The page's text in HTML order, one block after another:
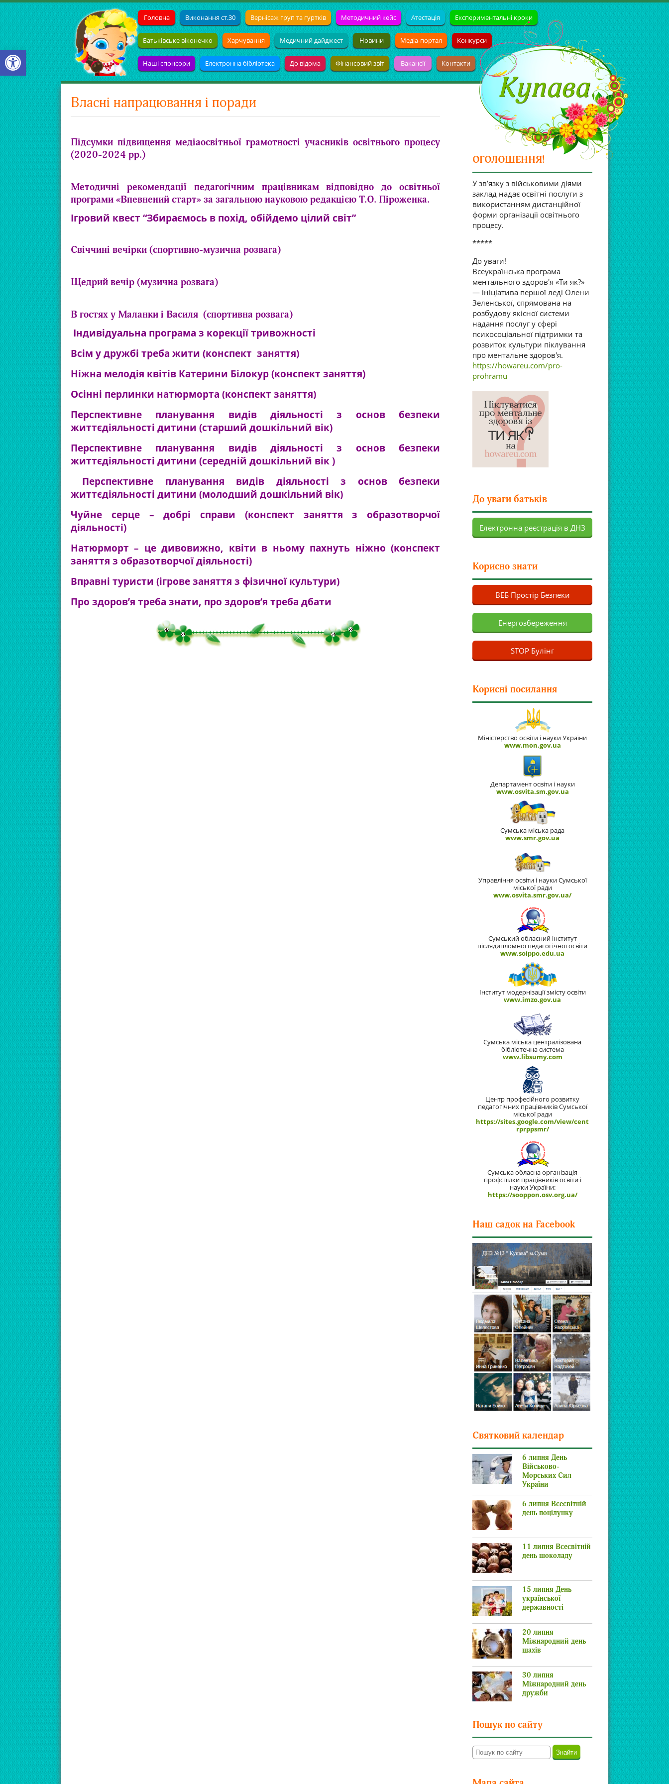
Open toolbar
Головна Виконання ст.30 Вернісаж груп та гуртків Методичний кейс Атестація Експериментальні кроки
Батьківське віконечко Харчування Медичний дайджест Новини Медіа-портал Конкурси
Наші спонсори Електронна бібліотека До відома Фінансовий звіт Вакансії Контакти
Власні напрацювання і поради
Підсумки підвищення медіаосвітньої грамотності учасників освітнього процесу
(2020-2024 рр.)
Методичні рекомендації педагогічним працівникам відповідно до освітньої
програми «Впевнений старт» за загальною науковою редакцією Т.О. Піроженка.
Ігровий квест “Збираємось в похід, обійдемо цілий світ”
Свіччині вечірки (спортивно-музична розвага)
Щедрий вечір (музична розвага)
В гостях у Маланки і Василя (спортивна розвага)
Індивідуальна програма з корекції тривожності
Всім у дружбі треба жити (конспект заняття)
Ніжна мелодія квітів Катерини Білокур (конспект заняття)
Осінні перлинки натюрморта (конспект заняття)
Перспективне планування видів діяльності з основ безпеки
життєдіяльності дитини (старший дошкільний вік)
Перспективне планування видів діяльності з основ безпеки
життєдіяльності дитини (середній дошкільний вік )
Перспективне планування видів діяльності з основ безпеки
життєдіяльності дитини (молодший дошкільний вік)
Чуйне серце – добрі справи (конспект заняття з образотворчої
діяльності)
Натюрморт – це дивовижно, квіти в ньому пахнуть ніжно (конспект
заняття з образотворчої діяльності)
Вправні туристи (ігрове заняття з фізичної культури)
Про здоров’я треба знати, про здоров’я треба дбати
ОГОЛОШЕННЯ!
У зв’язку з військовими діями
заклад надає освітні послуги з
використанням дистанційної
форми організації освітнього
процесу.
*****
До уваги!
Всеукраїнська програма
ментального здоров'я «Ти як?»
— ініціатива першої леді Олени
Зеленської, спрямована на
розбудову якісної системи
надання послуг у сфері
психосоціальної підтримки та
розвиток культури піклування
про ментальне здоров'я.
https://howareu.com/pro-
prohramu
До уваги батьків
Електронна реєстрація в ДНЗ
Корисно знати
ВЕБ Простір Безпеки
Енергозбереження
STOP Булінг
Корисні посилання
Міністерство освіти і науки України
www.mon.gov.ua
Департамент освіти і науки
www.osvita.sm.gov.ua
Сумська міська рада
www.smr.gov.ua
Управління освіти і науки Сумської
міської ради
www.osvita.smr.gov.ua/
Сумський обласний інститут
післядипломної педагогічної освіти
www.soippo.edu.ua
Інститут модернізації змісту освіти
www.imzo.gov.ua
Сумська міська централізована
бібліотечна система
www.libsumy.com
Центр професійного розвитку
педагогічних працівників Сумської
міської ради
https://sites.google.com/view/cent
rprppsmr/
Сумська обласна організація
профспілки працівників освіти і
науки України:
https://sooppon.osv.org.ua/
Наш садок на Facebook
Святковий календар
6 липня День
Військово-
Морських Сил
України
6 липня Всесвітній
день поцілунку
11 липня Всесвітній
день шоколаду
15 липня День
української
державності
20 липня
Міжнародний день
шахів
30 липня
Міжнародний день
дружби
Пошук по сайту